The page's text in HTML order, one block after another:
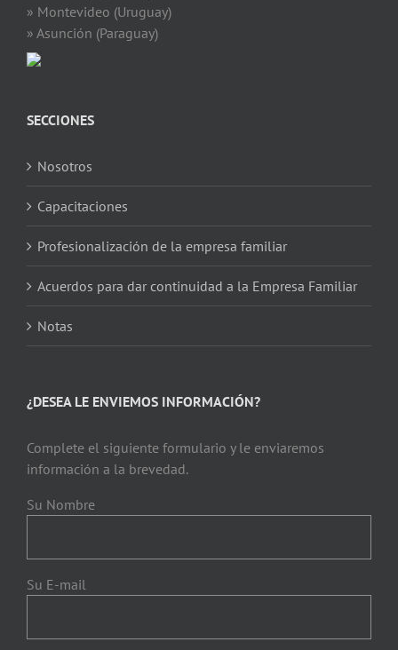
» Montevideo (Uruguay)
» Asunción (Paraguay)
SECCIONES
Nosotros
Capacitaciones
Profesionalización de la empresa familiar
Acuerdos para dar continuidad a la Empresa Familiar
Notas
¿DESEA LE ENVIEMOS INFORMACIÓN?
Complete el siguiente formulario y le enviaremos
información a la brevedad.
Su Nombre
Su E-mail